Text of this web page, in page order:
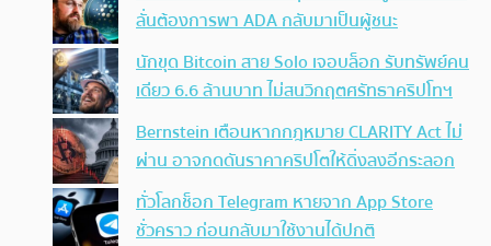
ลั่นต้องการพา ADA กลับมาเป็นผู้ชนะ
นักขุด Bitcoin สาย Solo เจอบล็อก รับทรัพย์คน
เดียว 6.6 ล้านบาท ไม่สนวิกฤตศรัทธาคริปโทฯ
Bernstein เตือนหากกฎหมาย CLARITY Act ไม่
ผ่าน อาจกดดันราคาคริปโตให้ดิ่งลงอีกระลอก
ทั่วโลกช็อก Telegram หายจาก App Store
ชั่วคราว ก่อนกลับมาใช้งานได้ปกติ